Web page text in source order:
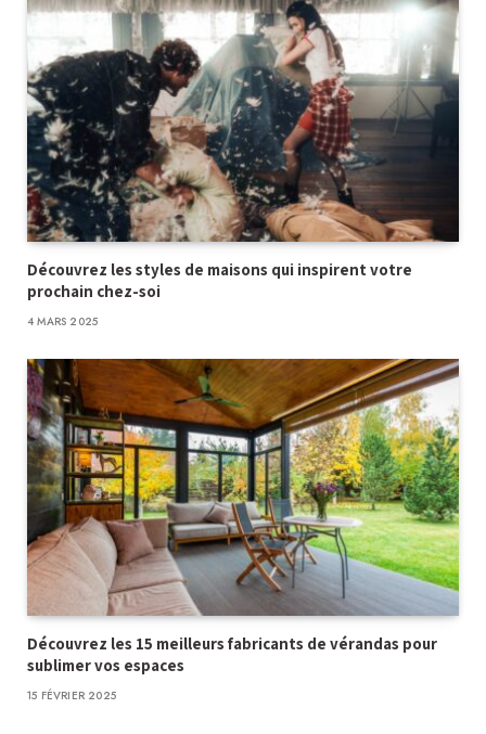
Découvrez les styles de maisons qui inspirent votre
prochain chez-soi
4 MARS 2025
Découvrez les 15 meilleurs fabricants de vérandas pour
sublimer vos espaces
15 FÉVRIER 2025